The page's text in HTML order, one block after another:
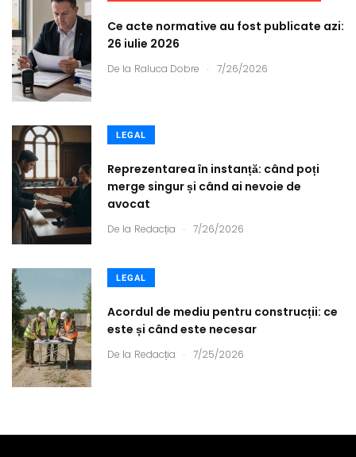
Ce acte normative au fost publicate azi:
26 iulie 2026
De la Raluca Dobre . 7/26/2026
LEGAL
Reprezentarea în instanță: când poți
merge singur și când ai nevoie de
avocat
De la Redacția . 7/26/2026
LEGAL
Acordul de mediu pentru construcții: ce
este și când este necesar
De la Redacția . 7/25/2026